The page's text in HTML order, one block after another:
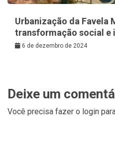
Urbanização da Favela
transformação social e
6 de dezembro de 2024
Deixe um
Você precisa fazer o login